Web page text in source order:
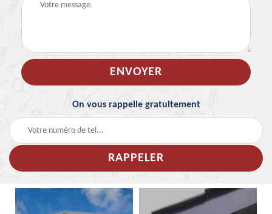
On vous rappelle gratuitement